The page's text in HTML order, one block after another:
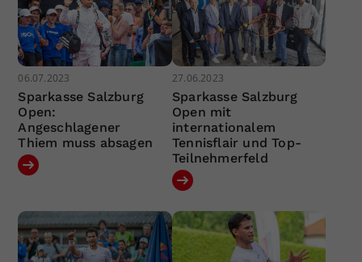
06.07.2023
Sparkasse Salzburg
Open:
Angeschlagener
Thiem muss absagen
27.06.2023
Sparkasse Salzburg
Open mit
internationalem
Tennisflair und Top-
Teilnehmerfeld